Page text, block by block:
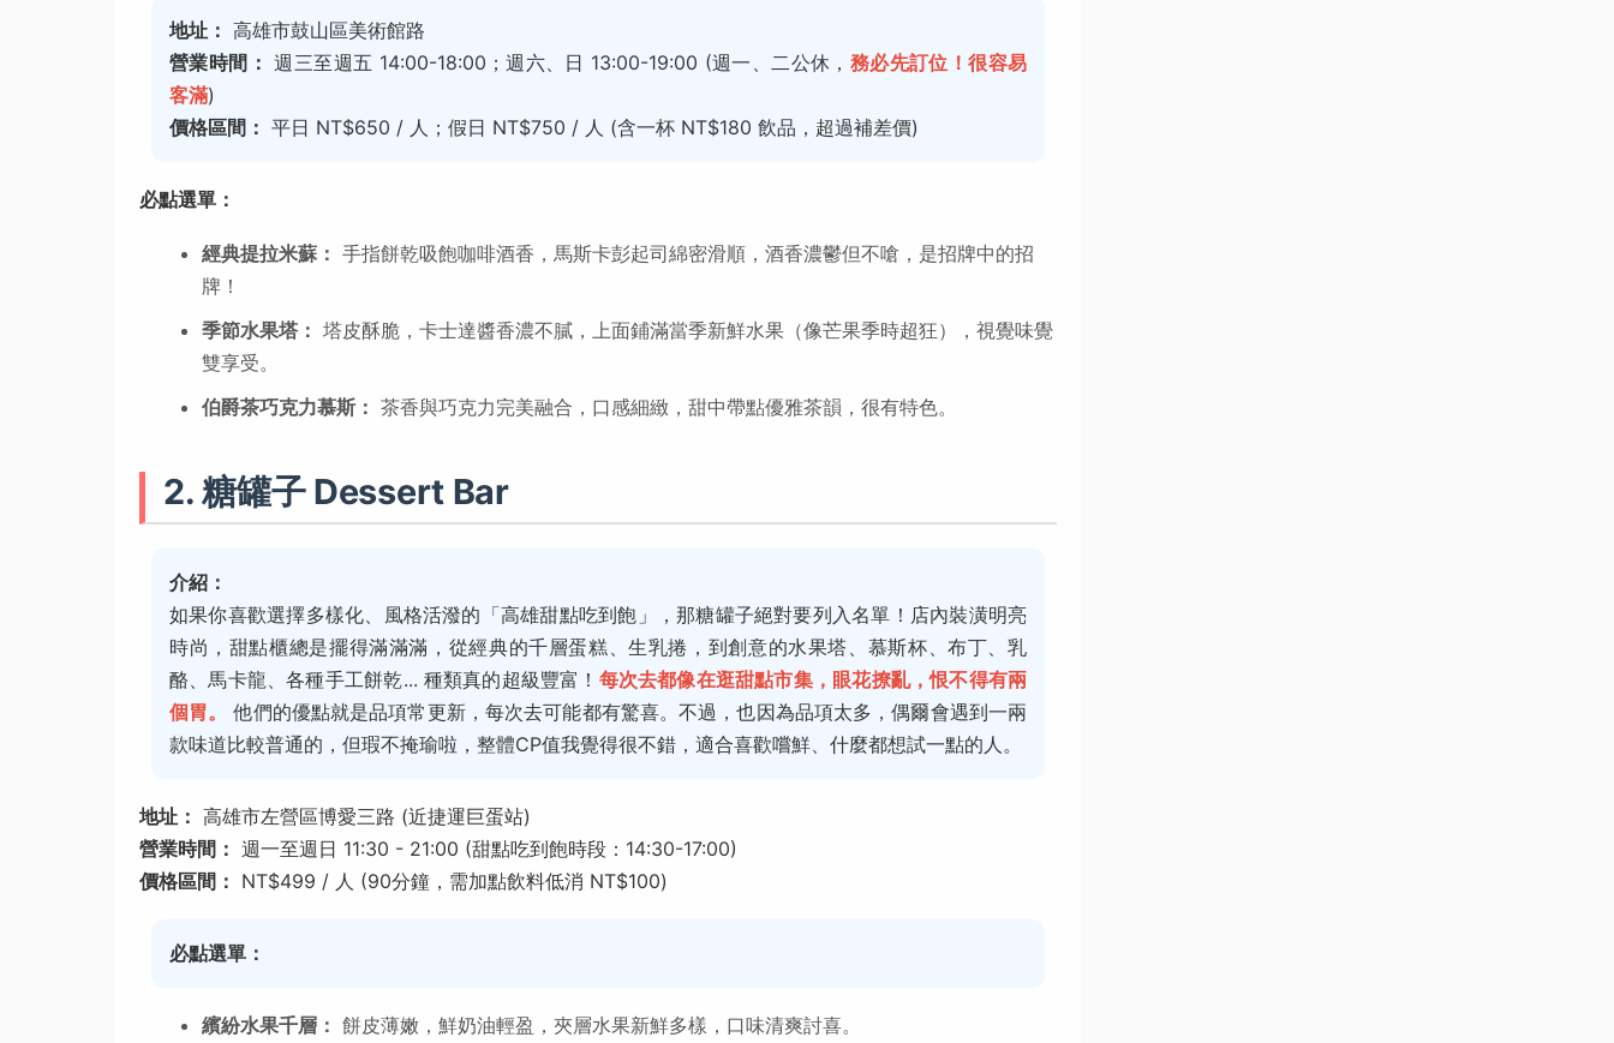
地址： 高雄市鼓山區美術館路
營業時間： 週三至週五 14:00-18:00；週六、日 13:00-19:00 (週一、二公休， 務必先訂位！很容易
客滿)
價格區間： 平日 NT$650 / 人；假日 NT$750 / 人 (含一杯 NT$180 飲品，超過補差價)
必點選單：
經典提拉米蘇： 手指餅乾吸飽咖啡酒香，馬斯卡彭起司綿密滑順，酒香濃鬱但不嗆，是招牌中的招
牌！
季節水果塔： 塔皮酥脆，卡士達醬香濃不膩，上面鋪滿當季新鮮水果（像芒果季時超狂），視覺味覺
雙享受。
伯爵茶巧克力慕斯： 茶香與巧克力完美融合，口感細緻，甜中帶點優雅茶韻，很有特色。
2. 糖罐子 Dessert Bar
介紹：
如果你喜歡選擇多樣化、風格活潑的「高雄甜點吃到飽」，那糖罐子絕對要列入名單！店內裝潢明亮
時尚，甜點櫃總是擺得滿滿滿，從經典的千層蛋糕、生乳捲，到創意的水果塔、慕斯杯、布丁、乳
酪、馬卡龍、各種手工餅乾... 種類真的超級豐富！ 每次去都像在逛甜點市集，眼花撩亂，恨不得有兩
個胃。
他們的優點就是品項常更新，每次去可能都有驚喜。不過，也因為品項太多，偶爾會遇到一兩
款味道比較普通的，但瑕不掩瑜啦，整體CP值我覺得很不錯，適合喜歡嚐鮮、什麼都想試一點的人。
地址： 高雄市左營區博愛三路 (近捷運巨蛋站)
營業時間： 週一至週日 11:30 - 21:00 (甜點吃到飽時段：14:30-17:00)
價格區間： NT$499 / 人 (90分鐘，需加點飲料低消 NT$100)
必點選單：
繽紛水果千層： 餅皮薄嫩，鮮奶油輕盈，夾層水果新鮮多樣，口味清爽討喜。